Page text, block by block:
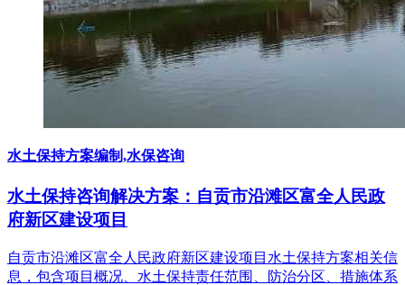
水土保持方案编制,水保咨询
水土保持咨询解决方案：自贡市沿滩区富全人民政
府新区建设项目
自贡市沿滩区富全人民政府新区建设项目水土保持方案相关信
息，包含项目概况、水土保持责任范围、防治分区、措施体系